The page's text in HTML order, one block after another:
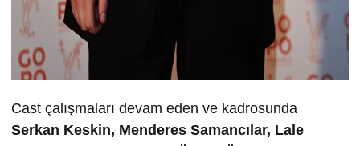
Cast çalışmaları devam eden ve kadrosunda
Serkan Keskin, Menderes Samancılar, Lale